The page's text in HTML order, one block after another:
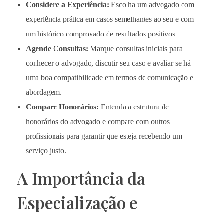
Considere a Experiência: Escolha um advogado com
experiência prática em casos semelhantes ao seu e com
um histórico comprovado de resultados positivos.
Agende Consultas: Marque consultas iniciais para
conhecer o advogado, discutir seu caso e avaliar se há
uma boa compatibilidade em termos de comunicação e
abordagem.
Compare Honorários: Entenda a estrutura de
honorários do advogado e compare com outros
profissionais para garantir que esteja recebendo um
serviço justo.
A Importância da
Especialização e